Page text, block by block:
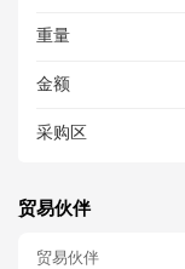
重量
金额
采购区
贸易伙伴
贸易伙伴